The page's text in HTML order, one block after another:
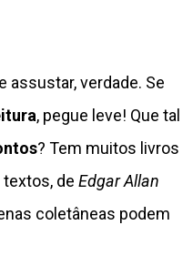
assustar, verdade. Se
, pegue leve! Que tal
? Tem muitos livros
de Edgar Allan
coletâneas podem